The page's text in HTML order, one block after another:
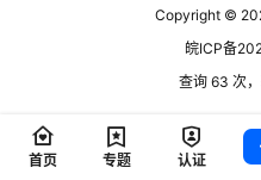
Copyright ©
皖ICP备
查询 63 次
首页 专题 认证